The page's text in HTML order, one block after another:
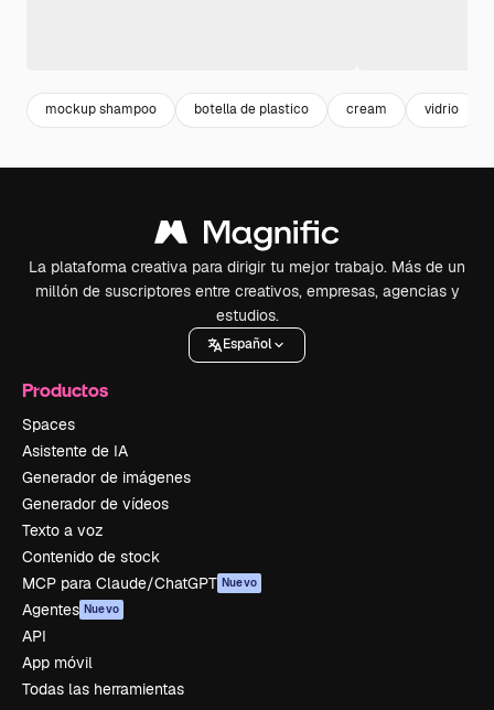
mockup shampoo botella de plastico cream vidrio
La plataforma creativa para dirigir tu mejor trabajo. Más de un
millón de suscriptores entre creativos, empresas, agencias y
estudios.
Español
Productos
Spaces
Asistente de IA
Generador de imágenes
Generador de vídeos
Texto a voz
Contenido de stock
MCP para Claude/ChatGPT Nuevo
Agentes Nuevo
API
App móvil
Todas las herramientas